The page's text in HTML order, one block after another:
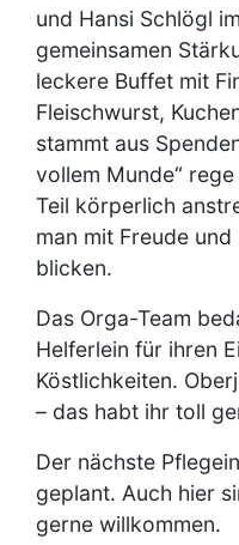
und Hansi Schlögl
gemeinsamen
leckere Buffet mit
Fleischwurst,
stammt aus
vollem Munde“
Teil körperlich
man mit Freude
blicken.
Das Orga-Team
Helferlein für ihren
Köstlichkeiten.
– das habt ihr toll
Der nächste
geplant. Auch hier
gerne willkommen.